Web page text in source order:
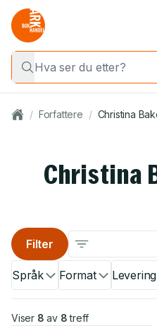
/ Forfattere / Christina
Christina
Språk Format Levering
Filter
Viser 8 av 8 treff